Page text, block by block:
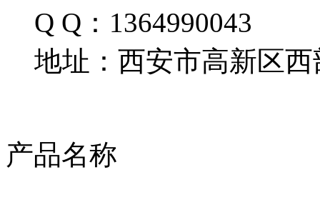
Q Q：1364990043
地址：西安市高新区西
产品名称